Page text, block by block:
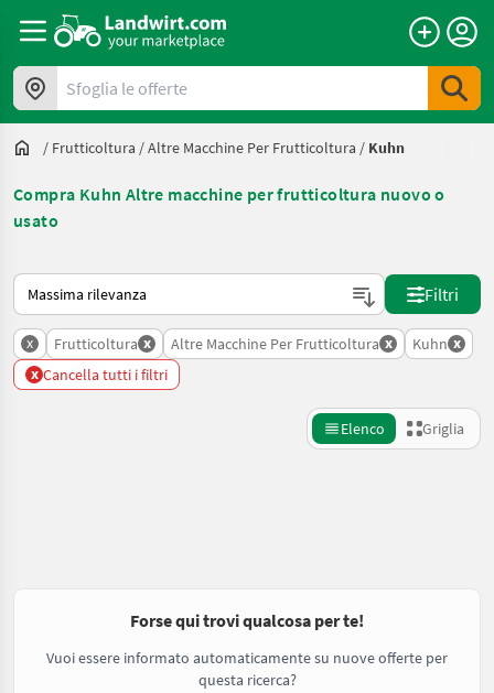
Sfoglia le offerte
/ Frutticoltura /Altre Macchine Per Frutticoltura / Kuhn
Compra Kuhn Altre macchine per frutticoltura nuovo o
usato
Ecco come viene ordinato su Landwirt.com
Filtri
x Frutticoltura x Altre Macchine Per Frutticoltura x Kuhn x
x Cancella tutti i filtri
Elenco Griglia
Forse qui trovi qualcosa per te!
Vuoi essere informato automaticamente su nuove offerte per
questa ricerca?